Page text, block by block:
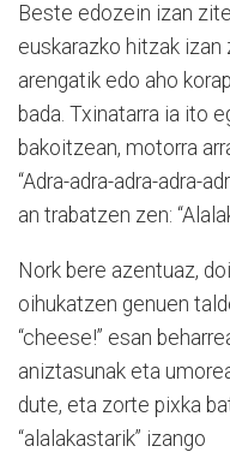
Beste edozein izan
euskarazko hitzak izan
arengatik edo aho
bada. Txinatarra ia ito
bakoitzean, motorra
“Adra-adra-adra-adra-
an trabatzen zen:
Nork bere azentuaz,
oihukatzen genuen
“cheese!” esan
aniztasunak eta
dute, eta zorte pixka
“alalakastarik” izango